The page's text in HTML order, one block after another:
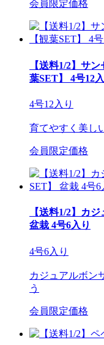
会員限定価格
【送料1/2】サ
葉SET】 4号12
4号12入り
育てやすく美し
会員限定価格
【送料1/2】カ
盆栽 4号6入り
4号6入り
カジュアルボン
う
会員限定価格